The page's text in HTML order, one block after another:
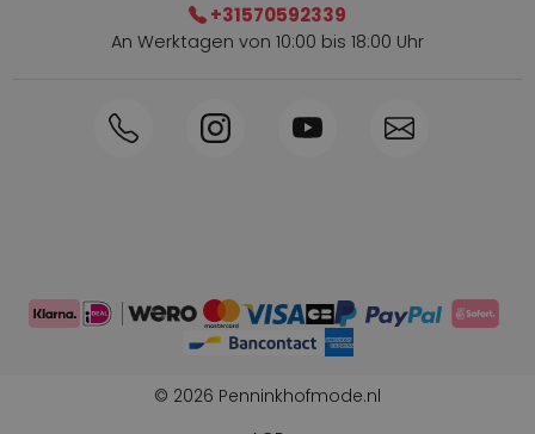
Innerhalb von 1-3 Tagen geliefert
Telefonische Bestellung möglich
Persönliche Beratung: 0031-570592339
+31570592339
An Werktagen von 10:00 bis 18:00 Uhr
© 2026 Penninkhofmode.nl